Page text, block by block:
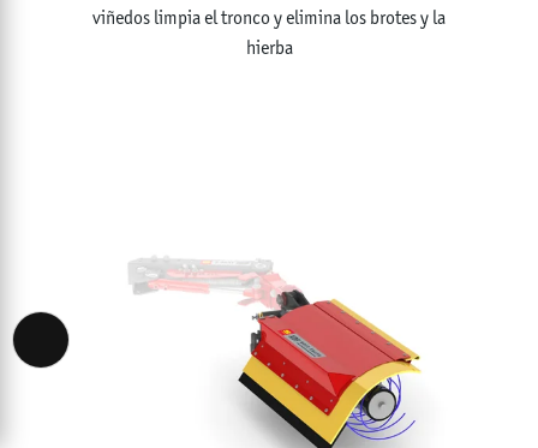
viñedos limpia el tronco y elimina los brotes y la
hierba
Accessibility View Options